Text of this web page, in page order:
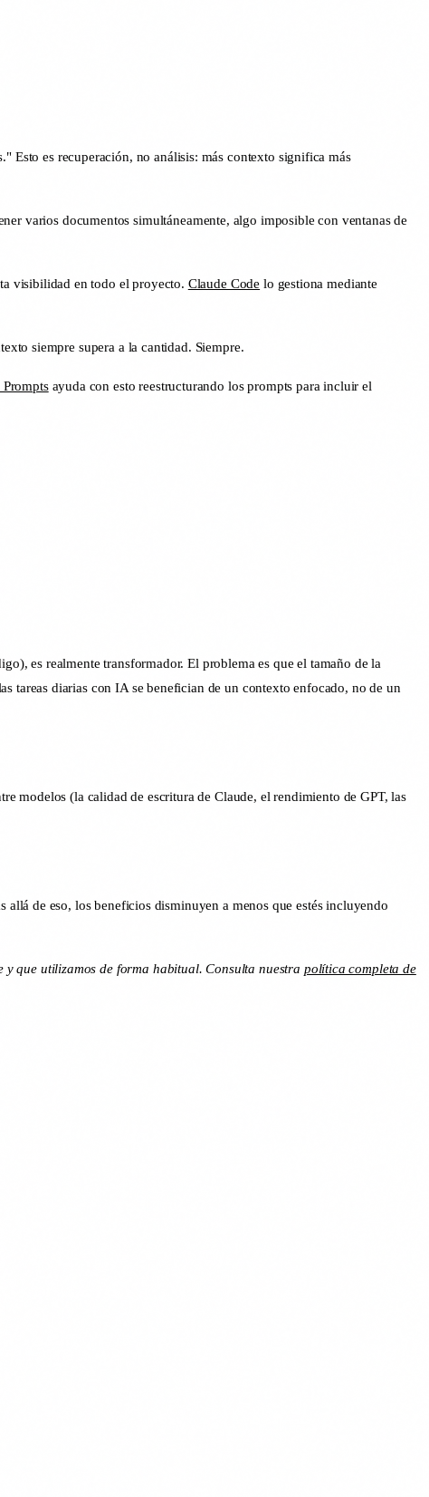
Esto es recuperación, no análisis: más contexto significa más
varios documentos simultáneamente, algo imposible con ventanas de
visibilidad en todo el proyecto. Claude Code lo gestiona mediante
siempre supera a la cantidad. Siempre.
ayuda con esto reestructurando los prompts para incluir el
es realmente transformador. El problema es que el tamaño de la
tareas diarias con IA se benefician de un contexto enfocado, no de un
modelos (la calidad de escritura de Claude, el rendimiento de GPT, las
de eso, los beneficios disminuyen a menos que estés incluyendo
que utilizamos de forma habitual. Consulta nuestra política completa de